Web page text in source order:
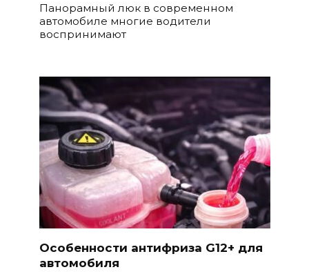
Панорамный люк в современном
автомобиле многие водители
воспринимают
Особенности антифриза G12+ для
автомобиля